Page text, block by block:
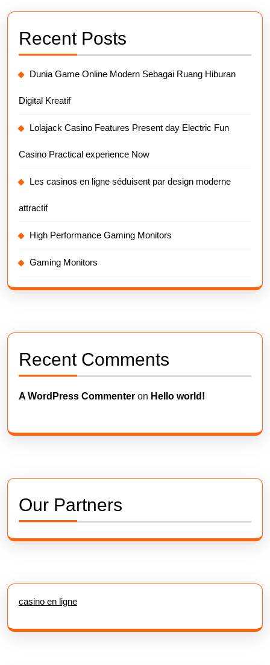
Recent Posts
Dunia Game Online Modern Sebagai Ruang Hiburan
Digital Kreatif
Lolajack Casino Features Present day Electric Fun
Casino Practical experience Now
Les casinos en ligne séduisent par design moderne
attractif
High Performance Gaming Monitors
Gaming Monitors
Recent Comments
A WordPress Commenter on Hello world!
Our Partners
casino en ligne